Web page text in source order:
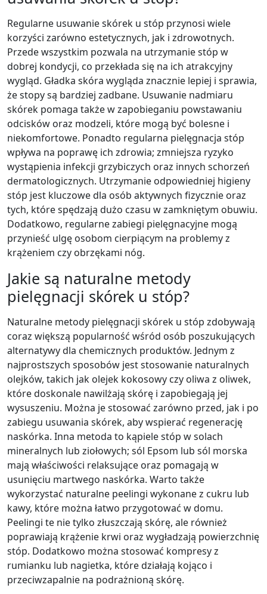
Regularne usuwanie skórek u stóp przynosi wiele
korzyści zarówno estetycznych, jak i zdrowotnych.
Przede wszystkim pozwala na utrzymanie stóp w
dobrej kondycji, co przekłada się na ich atrakcyjny
wygląd. Gładka skóra wygląda znacznie lepiej i sprawia,
że stopy są bardziej zadbane. Usuwanie nadmiaru
skórek pomaga także w zapobieganiu powstawaniu
odcisków oraz modzeli, które mogą być bolesne i
niekomfortowe. Ponadto regularna pielęgnacja stóp
wpływa na poprawę ich zdrowia; zmniejsza ryzyko
wystąpienia infekcji grzybiczych oraz innych schorzeń
dermatologicznych. Utrzymanie odpowiedniej higieny
stóp jest kluczowe dla osób aktywnych fizycznie oraz
tych, które spędzają dużo czasu w zamkniętym obuwiu.
Dodatkowo, regularne zabiegi pielęgnacyjne mogą
przynieść ulgę osobom cierpiącym na problemy z
krążeniem czy obrzękami nóg.
Jakie są naturalne metody
pielęgnacji skórek u stóp?
Naturalne metody pielęgnacji skórek u stóp zdobywają
coraz większą popularność wśród osób poszukujących
alternatywy dla chemicznych produktów. Jednym z
najprostszych sposobów jest stosowanie naturalnych
olejków, takich jak olejek kokosowy czy oliwa z oliwek,
które doskonale nawilżają skórę i zapobiegają jej
wysuszeniu. Można je stosować zarówno przed, jak i po
zabiegu usuwania skórek, aby wspierać regenerację
naskórka. Inna metoda to kąpiele stóp w solach
mineralnych lub ziołowych; sól Epsom lub sól morska
mają właściwości relaksujące oraz pomagają w
usunięciu martwego naskórka. Warto także
wykorzystać naturalne peelingi wykonane z cukru lub
kawy, które można łatwo przygotować w domu.
Peelingi te nie tylko złuszczają skórę, ale również
poprawiają krążenie krwi oraz wygładzają powierzchnię
stóp. Dodatkowo można stosować kompresy z
rumianku lub nagietka, które działają kojąco i
przeciwzapalnie na podrażnioną skórę.